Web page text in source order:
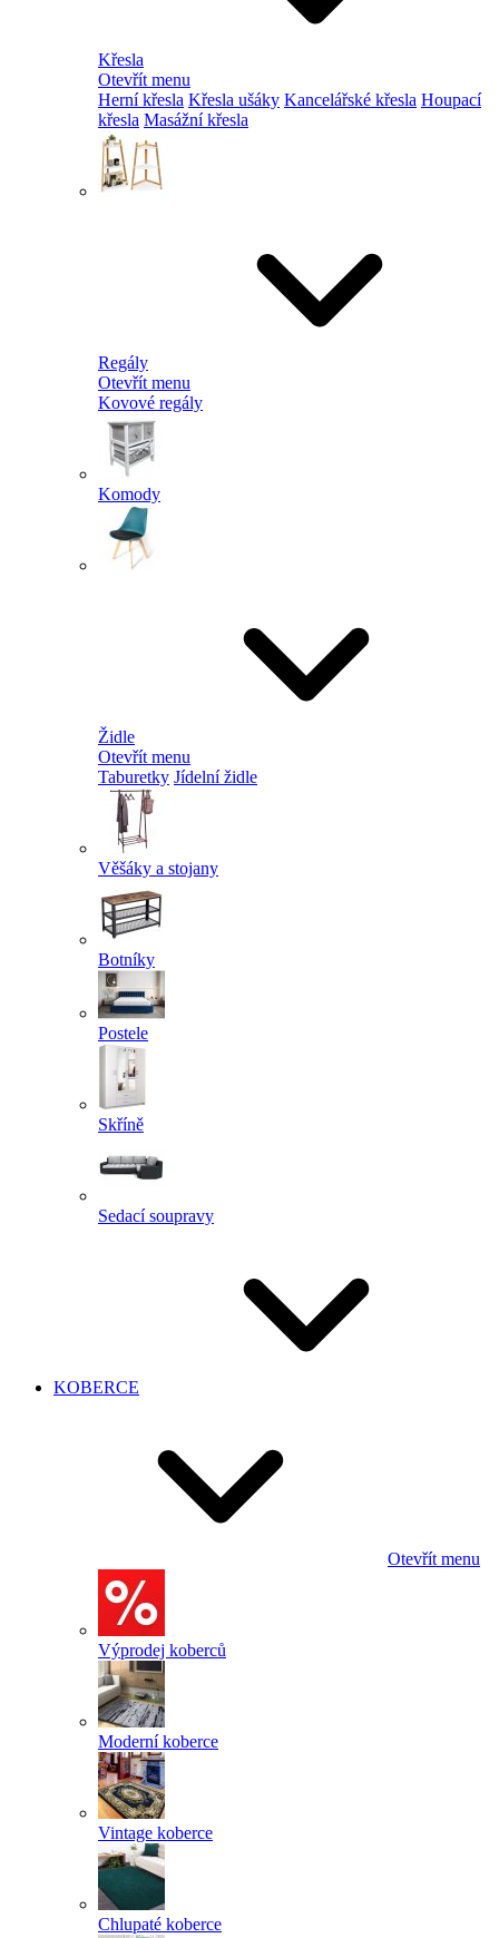
Křesla
Otevřít menu
Herní křesla Křesla ušáky Kancelářské křesla Houpací
křesla Masážní křesla
Regály
Otevřít menu
Kovové regály
Komody
Židle
Otevřít menu
Taburetky Jídelní židle
Věšáky a stojany
Botníky
Postele
Skříně
Sedací soupravy
KOBERCE
Otevřít menu
Výprodej koberců
Moderní koberce
Vintage koberce
Chlupaté koberce